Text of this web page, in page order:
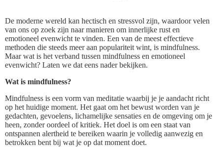
De moderne wereld kan hectisch en stressvol zijn, waardoor velen
van ons op zoek zijn naar manieren om innerlijke rust en
emotioneel evenwicht te vinden. Een van de meest effectieve
methoden die steeds meer aan populariteit wint, is mindfulness.
Maar wat is het verband tussen mindfulness en emotioneel
evenwicht? Laten we dat eens nader bekijken.
Wat is mindfulness?
Mindfulness is een vorm van meditatie waarbij je je aandacht richt
op het huidige moment. Het gaat om het bewust worden van je
gedachten, gevoelens, lichamelijke sensaties en de omgeving om je
heen, zonder oordeel of kritiek. Het doel is om een staat van
ontspannen alertheid te bereiken waarin je volledig aanwezig en
betrokken bent bij wat je op dat moment doet.